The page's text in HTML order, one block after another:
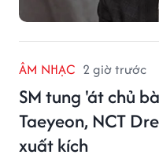
ÂM NHẠC 2 giờ trước
SM tung 'át chủ
Taeyeon, NCT
xuất kích